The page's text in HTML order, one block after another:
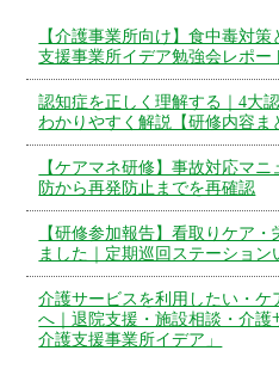
【介護事業所向け】食中毒対
支援事業所イデア勉強会レポー
認知症を正しく理解する｜4大
わかりやすく解説【研修内容ま
【ケアマネ研修】事故対応マ
防から再発防止までを再確認
【研修参加報告】看取りケア
ました｜定期巡回ステーション
介護サービスを利用したい・
へ｜退院支援・施設相談・介
介護支援事業所イデア」